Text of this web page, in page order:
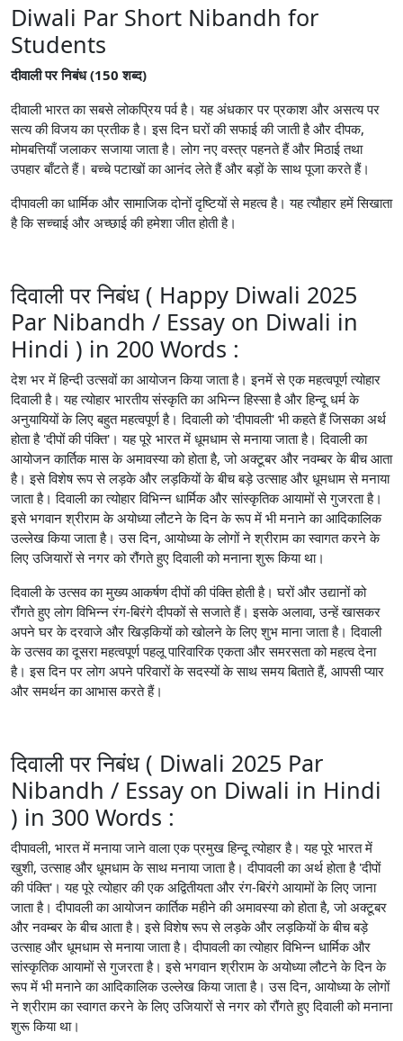
Diwali Par Short Nibandh for
Students
दीवाली पर निबंध (150 शब्द)
दीवाली भारत का सबसे लोकप्रिय पर्व है। यह अंधकार पर प्रकाश और असत्य पर
सत्य की विजय का प्रतीक है। इस दिन घरों की सफाई की जाती है और दीपक,
मोमबत्तियाँ जलाकर सजाया जाता है। लोग नए वस्त्र पहनते हैं और मिठाई तथा
उपहार बाँटते हैं। बच्चे पटाखों का आनंद लेते हैं और बड़ों के साथ पूजा करते हैं।
दीपावली का धार्मिक और सामाजिक दोनों दृष्टियों से महत्व है। यह त्यौहार हमें सिखाता
है कि सच्चाई और अच्छाई की हमेशा जीत होती है।
दिवाली पर निबंध ( Happy Diwali 2025
Par Nibandh / Essay on Diwali in
Hindi ) in 200 Words :
देश भर में हिन्दी उत्सवों का आयोजन किया जाता है। इनमें से एक महत्वपूर्ण त्योहार
दिवाली है। यह त्योहार भारतीय संस्कृति का अभिन्न हिस्सा है और हिन्दू धर्म के
अनुयायियों के लिए बहुत महत्वपूर्ण है। दिवाली को 'दीपावली' भी कहते हैं जिसका अर्थ
होता है 'दीपों की पंक्ति'। यह पूरे भारत में धूमधाम से मनाया जाता है। दिवाली का
आयोजन कार्तिक मास के अमावस्या को होता है, जो अक्टूबर और नवम्बर के बीच आता
है। इसे विशेष रूप से लड़के और लड़कियों के बीच बड़े उत्साह और धूमधाम से मनाया
जाता है। दिवाली का त्योहार विभिन्न धार्मिक और सांस्कृतिक आयामों से गुजरता है।
इसे भगवान श्रीराम के अयोध्या लौटने के दिन के रूप में भी मनाने का आदिकालिक
उल्लेख किया जाता है। उस दिन, आयोध्या के लोगों ने श्रीराम का स्वागत करने के
लिए उजियारों से नगर को रौंगते हुए दिवाली को मनाना शुरू किया था।
दिवाली के उत्सव का मुख्य आकर्षण दीपों की पंक्ति होती है। घरों और उद्यानों को
रौंगते हुए लोग विभिन्न रंग-बिरंगे दीपकों से सजाते हैं। इसके अलावा, उन्हें खासकर
अपने घर के दरवाजे और खिड़कियों को खोलने के लिए शुभ माना जाता है। दिवाली
के उत्सव का दूसरा महत्वपूर्ण पहलू पारिवारिक एकता और समरसता को महत्व देना
है। इस दिन पर लोग अपने परिवारों के सदस्यों के साथ समय बिताते हैं, आपसी प्यार
और समर्थन का आभास करते हैं।
दिवाली पर निबंध ( Diwali 2025 Par
Nibandh / Essay on Diwali in Hindi
) in 300 Words :
दीपावली, भारत में मनाया जाने वाला एक प्रमुख हिन्दू त्योहार है। यह पूरे भारत में
खुशी, उत्साह और धूमधाम के साथ मनाया जाता है। दीपावली का अर्थ होता है 'दीपों
की पंक्ति'। यह पूरे त्योहार की एक अद्वितीयता और रंग-बिरंगे आयामों के लिए जाना
जाता है। दीपावली का आयोजन कार्तिक महीने की अमावस्या को होता है, जो अक्टूबर
और नवम्बर के बीच आता है। इसे विशेष रूप से लड़के और लड़कियों के बीच बड़े
उत्साह और धूमधाम से मनाया जाता है। दीपावली का त्योहार विभिन्न धार्मिक और
सांस्कृतिक आयामों से गुजरता है। इसे भगवान श्रीराम के अयोध्या लौटने के दिन के
रूप में भी मनाने का आदिकालिक उल्लेख किया जाता है। उस दिन, आयोध्या के लोगों
ने श्रीराम का स्वागत करने के लिए उजियारों से नगर को रौंगते हुए दिवाली को मनाना
शुरू किया था।